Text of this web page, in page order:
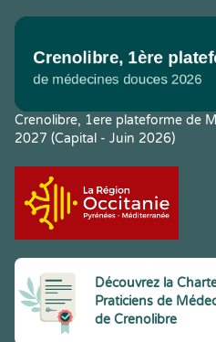
Crenolibre, 1ere plateforme de
2027 (Capital - Juin 2026)
Découvrez la
Praticiens de
de Crenolibre